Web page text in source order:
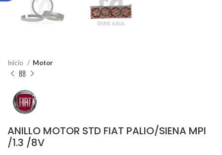
Inicio Motor
ANILLO MOTOR STD FIAT PALIO/SIENA MPI
/1.3 /8V